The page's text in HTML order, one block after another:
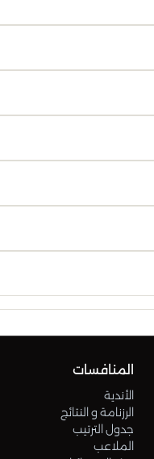
المنافسات
الأندية
الرزنامة و النتائج
جدول الترتيب
الملاعب